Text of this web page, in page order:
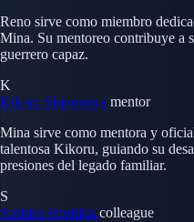
Reno sirve como miembro
Mina. Su mentoreo contribuye a
guerrero capaz.
K
Kikoru Shinomiya mentor
Mina sirve como mentora y
talentosa Kikoru, guiando su
presiones del legado familiar.
S
Soshiro Hoshina colleague